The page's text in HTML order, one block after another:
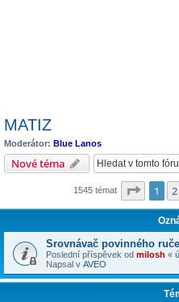
MATIZ
Moderátor: Blue Lanos
Nové téma
1545 témat Stránka
1 2
Srovnávač povinného
Poslední příspěvek od milosh «
Napsal v AVEO